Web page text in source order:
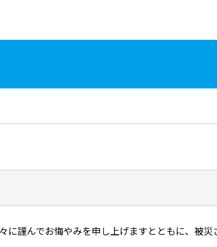
謹んでお悔やみを申し上げますとともに、被